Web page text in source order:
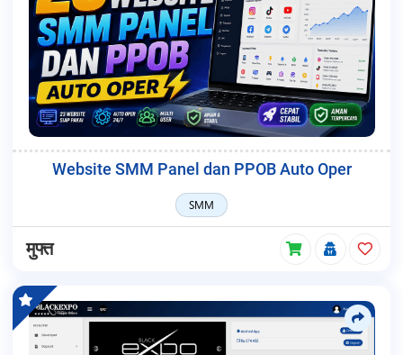
Website SMM Panel dan PPOB Auto Oper
SMM
मुफ्त